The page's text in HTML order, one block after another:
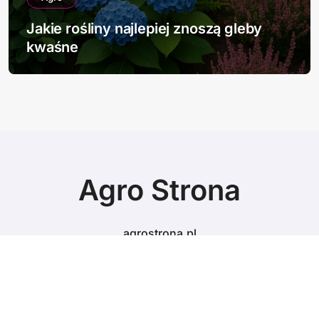
Jakie rośliny najlepiej znoszą gleby
kwaśne
Agro Strona
agrostrona.pl